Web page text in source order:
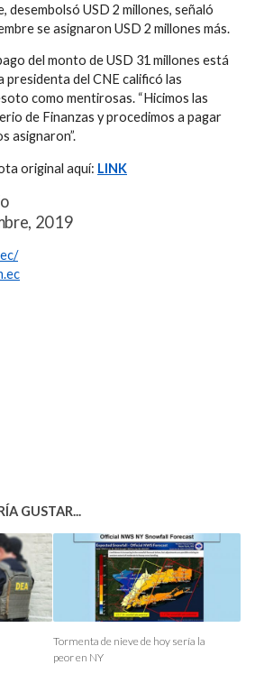
desembolsó USD 2 millones, señaló
se asignaron USD 2 millones más.
del monto de USD 31 millones está
presidenta del CNE calificó las
como mentirosas. “Hicimos las
de Finanzas y procedimos a pagar
asignaron”.
original aquí: LINK
2019
GUSTAR...
Tormenta de nieve de hoy sería la
peor en NY